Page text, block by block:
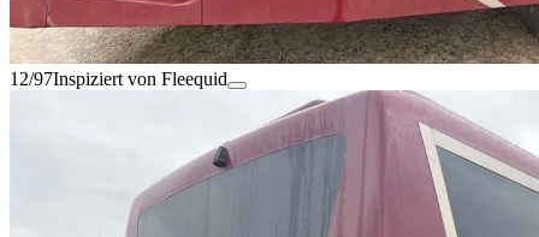
12/97Inspiziert von Fleequid